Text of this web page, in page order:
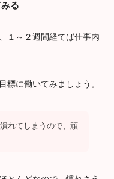
る
１～２週間経てば仕事内
標に働いてみましょう。
れてしまうので、頑